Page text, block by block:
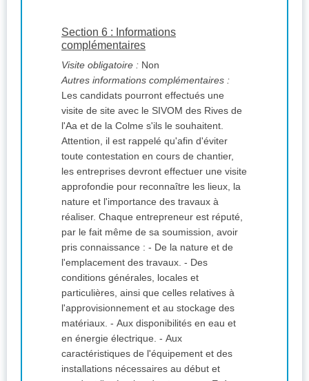
Section 6 : Informations
complémentaires
Visite obligatoire : Non
Autres informations complémentaires :
Les candidats pourront effectués une
visite de site avec le SIVOM des Rives de
l'Aa et de la Colme s'ils le souhaitent.
Attention, il est rappelé qu'afin d'éviter
toute contestation en cours de chantier,
les entreprises devront effectuer une visite
approfondie pour reconnaître les lieux, la
nature et l'importance des travaux à
réaliser. Chaque entrepreneur est réputé,
par le fait même de sa soumission, avoir
pris connaissance : - De la nature et de
l'emplacement des travaux. - Des
conditions générales, locales et
particulières, ainsi que celles relatives à
l'approvisionnement et au stockage des
matériaux. - Aux disponibilités en eau et
en énergie électrique. - Aux
caractéristiques de l'équipement et des
installations nécessaires au début et